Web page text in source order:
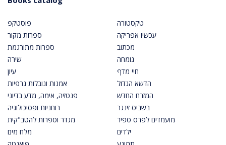
פוסטקפ
ספרות מקור
ספרות מתורגמת
שירה
עיון
אמנות ונובלות גרפיות
פנטזיה, אימה, מדע בדיוני
רוחניות ופסיכולוגיה
מגדר וספרות להטב"קית
מלח מים
טקסטורה
עכשיו אפריקה
מכתוב
גומחה
חיי מדף
הדשא הגדול
המזרח החדש
בשביס זינגר
מועמדים לפרס ספיר
ילדים